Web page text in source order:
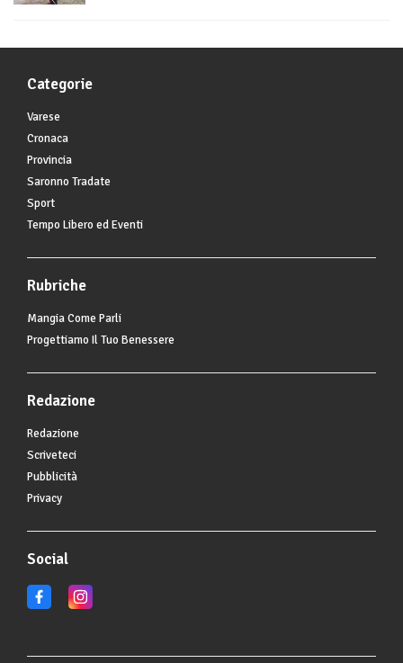
Categorie
Varese
Cronaca
Provincia
Saronno Tradate
Sport
Tempo Libero ed Eventi
Rubriche
Mangia Come Parli
Progettiamo Il Tuo Benessere
Redazione
Redazione
Scriveteci
Pubblicità
Privacy
Social